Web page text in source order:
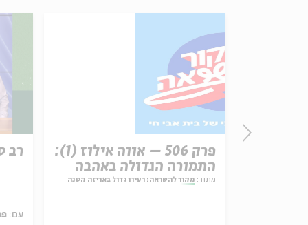
רב
עם:
פרק 506 – אווה אילוז (1):
התמורה הגדולה באהבה
מתוך: מקור להשראה: רעיון גדול באריזה קטנה